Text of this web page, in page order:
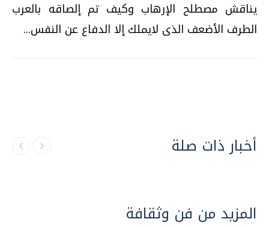
يناقش مصطلح الإرهاب وكيف تم إلصاقه بالعرب
الطرف الأضعف الذى لايملك إلا الدفاع عن النفس...
أخبار ذات صلة
المزيد من فن وثقافة